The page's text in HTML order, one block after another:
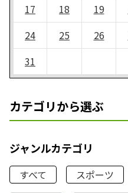
17
18 19
24
25 26
31
カテゴリから選ぶ
ジャンルカテゴリ
すべて スポーツ